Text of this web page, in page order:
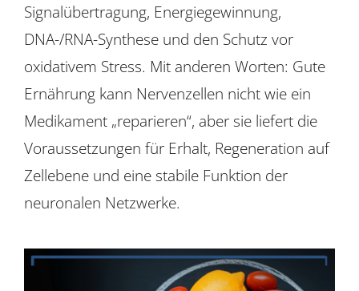
Signalübertragung, Energiegewinnung,
DNA-/RNA-Synthese und den Schutz vor
oxidativem Stress. Mit anderen Worten: Gute
Ernährung kann Nervenzellen nicht wie ein
Medikament „reparieren“, aber sie liefert die
Voraussetzungen für Erhalt, Regeneration auf
Zellebene und eine stabile Funktion der
neuronalen Netzwerke.